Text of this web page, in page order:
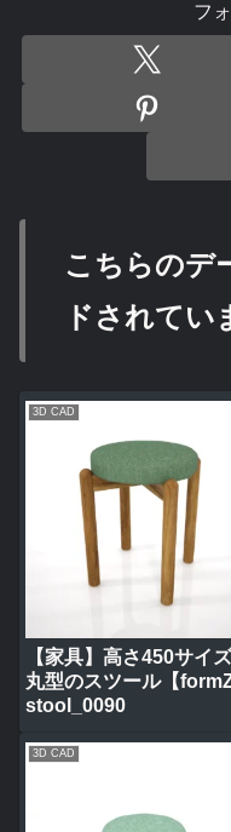
フ
こちらのデ
ドされてい
3D CAD
【家具】高さ450サイ
丸型のスツール【formZ
stool_0090
3D CAD